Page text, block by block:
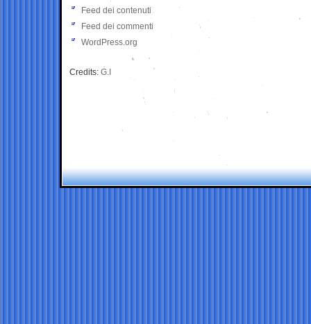
Feed dei contenuti
Feed dei commenti
WordPress.org
Credits: G.I